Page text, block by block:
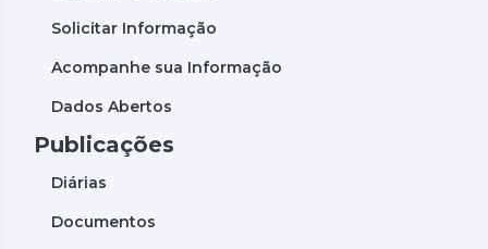
Solicitar Informação
Acompanhe sua Informação
Dados Abertos
Publicações
Diárias
Documentos